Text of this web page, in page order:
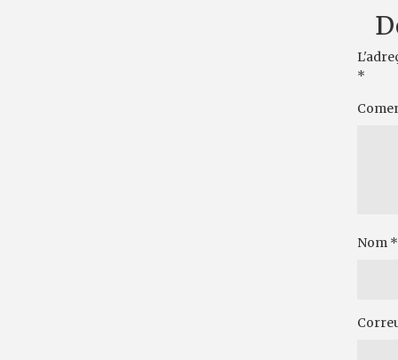
*
Nom *